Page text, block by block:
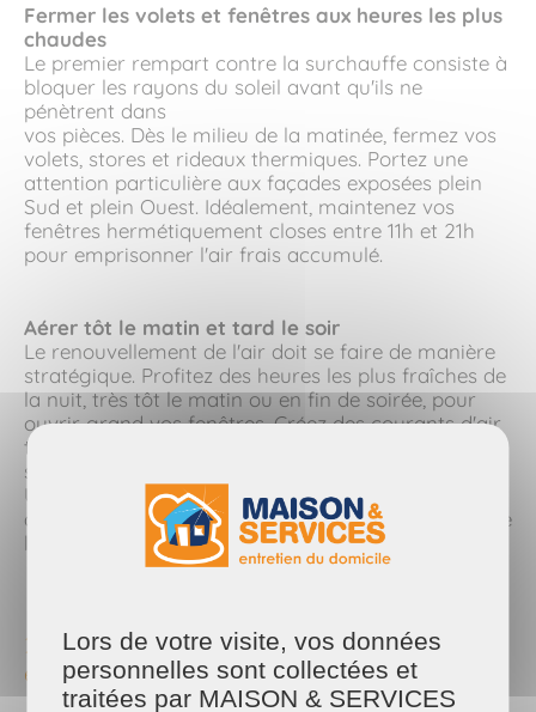
Fermer les volets et fenêtres aux heures les plus
chaudes
Le premier rempart contre la surchauffe consiste à
bloquer les rayons du soleil avant qu'ils ne
pénètrent dans
vos pièces. Dès le milieu de la matinée, fermez vos
volets, stores et rideaux thermiques. Portez une
attention particulière aux façades exposées plein
Sud et plein Ouest. Idéalement, maintenez vos
fenêtres hermétiquement closes entre 11h et 21h
pour emprisonner l'air frais accumulé.
Aérer tôt le matin et tard le soir
Le renouvellement de l'air doit se faire de manière
stratégique. Profitez des heures les plus fraîches de
la nuit, très tôt le matin ou en fin de soirée, pour
ouvrir grand vos fenêtres. Créez des courants d'air
transversaux en ouvrant plusieurs pièces
simultanément pour évacuer la chaleur résiduelle.
Une ventilation nocturne optimale améliore
durablement le confort thermique de votre canicule
logement.
2. L'importance de l'entretien et du ménage
en période de canicule
Lors de votre visite, vos données
personnelles sont collectées et
traitées par MAISON & SERVICES